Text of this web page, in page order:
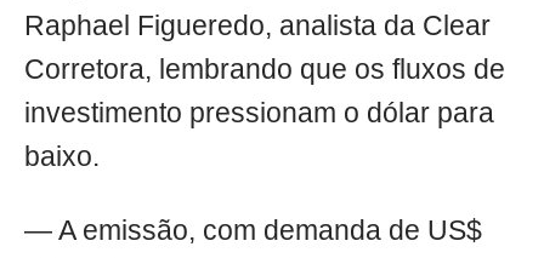
Raphael Figueredo, analista da Clear
Corretora, lembrando que os fluxos de
investimento pressionam o dólar para
baixo.
— A emissão, com demanda de US$